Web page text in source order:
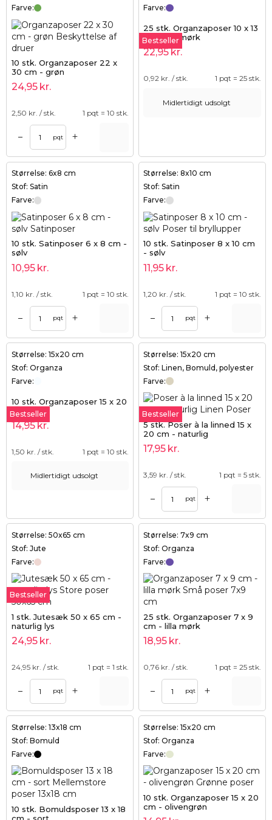
Farve:
10 stk. Organzaposer 22 x
30 cm - grøn
24,95 kr.
2,50 kr. / stk. 1 pqt = 10 stk.
– pqt +
Farve:
Bestseller
25 stk. Organzaposer 10 x 13
cm - lilla mørk
22,95kr.
0,92 kr. / stk. 1 pqt = 25 stk.
Midlertidigt udsolgt
Størrelse: 6x8 cm
Stof: Satin
Farve:
10 stk. Satinposer 6 x 8 cm -
sølv
10,95 kr.
1,10 kr. / stk. 1 pqt = 10 stk.
– pqt +
Størrelse: 8x10 cm
Stof: Satin
Farve:
10 stk. Satinposer 8 x 10 cm
- sølv
11,95 kr.
1,20 kr. / stk. 1 pqt = 10 stk.
– pqt +
Størrelse: 15x20 cm
Stof: Organza
Farve:
Bestseller
10 stk. Organzaposer 15 x 20
cm - hvid
14,95kr.
1,50 kr. / stk. 1 pqt = 10 stk.
Midlertidigt udsolgt
Størrelse: 15x20 cm
Stof: Linen, Bomuld, polyester
Farve:
Bestseller
5 stk. Poser à la linned 15 x
20 cm - naturlig
17,95 kr.
3,59 kr. / stk. 1 pqt = 5 stk.
– pqt +
Størrelse: 50x65 cm
Stof: Jute
Farve:
Bestseller
1 stk. Jutesæk 50 x 65 cm -
naturlig lys
24,95 kr.
24,95 kr. / stk. 1 pqt = 1 stk.
– pqt +
Størrelse: 7x9 cm
Stof: Organza
Farve:
25 stk. Organzaposer 7 x 9
cm - lilla mørk
18,95 kr.
0,76 kr. / stk. 1 pqt = 25 stk.
– pqt +
Størrelse: 13x18 cm
Stof: Bomuld
Farve:
10 stk. Bomuldsposer 13 x 18
Størrelse: 15x20 cm
Stof: Organza
Farve:
10 stk. Organzaposer 15 x 20
cm - olivengrøn